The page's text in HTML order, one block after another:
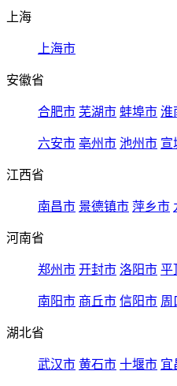
上海
上海市
安徽省
合肥市 芜湖市 蚌埠市 淮
六安市 亳州市 池州市 宣
江西省
南昌市 景德镇市 萍乡市
河南省
郑州市 开封市 洛阳市 平
南阳市 商丘市 信阳市 周
湖北省
武汉市 黄石市 十堰市 宜